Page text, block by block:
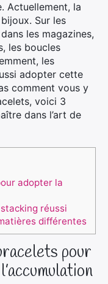
Actuellement, la
Sur les
les magazines,
les boucles
les
adopter cette
comment vous y
voici 3
dans l’art de
adopter la
réussi
différentes
pour